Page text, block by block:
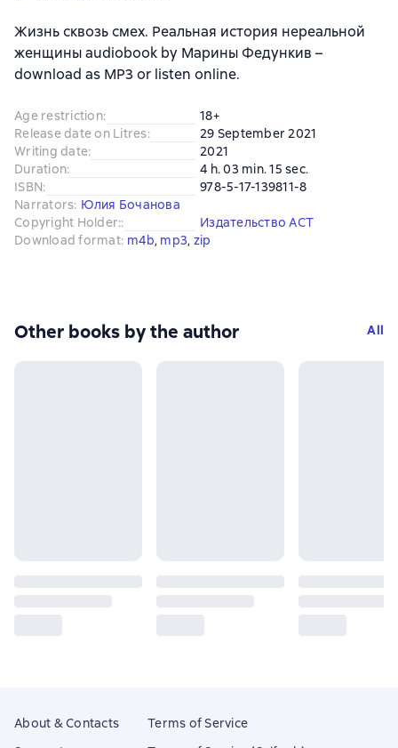
Жизнь сквозь смех. Реальная история нереальной
женщины audiobook by Марины Федункив –
download as MP3 or listen online.
Age restriction:
18+
Release date on Litres:
29 September 2021
Writing date:
2021
Duration:
4 h. 03 min. 15 sec.
ISBN:
978-5-17-139811-8
Narrators: Юлия Бочанова
Copyright Holder::
Издательство АСТ
Download format: m4b, mp3, zip
Other books by the author All
About & Contacts
Terms of Service